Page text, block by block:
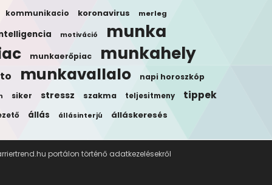
kommunikacio koronavirus merleg
motiváció munka
munkaerőpiac munkahely
munkavallalo napi horoszkóp
siker stressz szakma teljesitmeny tippek
állás állásinterjú álláskeresés
karriertrend.hu portálon történő adatkezelésekről